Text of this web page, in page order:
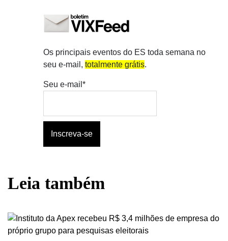
Os principais eventos do ES toda semana no
seu e-mail, totalmente grátis.
Seu e-mail*
Leia também